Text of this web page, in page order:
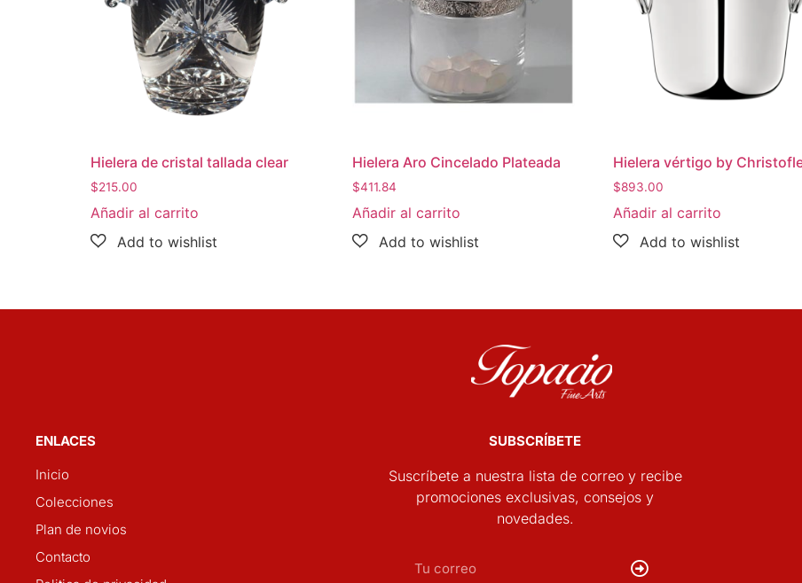
Hielera de cristal tallada clear
$215.00
Añadir al carrito
Hielera Aro Cincelado Plateada
$411.84
Añadir al carrito
Hielera vértigo by
$893.00
Añadir al carrito
ENLACES
Inicio
Colecciones
Plan de novios
Contacto
SUBSCRÍBETE
Suscríbete a nuestra lista de correo y recibe
promociones exclusivas, consejos y
novedades.